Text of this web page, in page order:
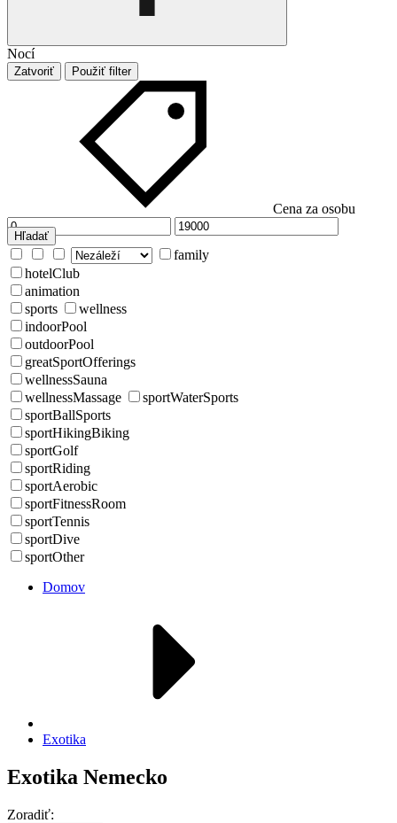
Nocí
Zatvoriť Použiť filter
Cena za osobu
Hľadať
family
hotelClub
animation
sports
wellness
indoorPool
outdoorPool
greatSportOfferings
wellnessSauna
wellnessMassage
sportWaterSports
sportBallSports
sportHikingBiking
sportGolf
sportRiding
sportAerobic
sportFitnessRoom
sportTennis
sportDive
sportOther
Domov
Exotika
Exotika Nemecko
Zoradiť: